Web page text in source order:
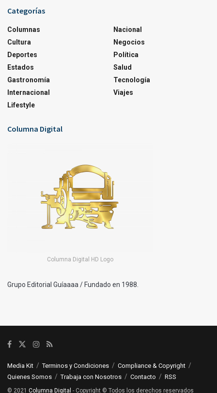
Categorías
Columnas
Cultura
Deportes
Estados
Gastronomía
Internacional
Lifestyle
Nacional
Negocios
Política
Salud
Tecnología
Viajes
Columna Digital
Columna Digital HD Logo
Grupo Editorial Guíaaaa / Fundado en 1988.
Media Kit Terminos y Condiciones
Compliance & Copyright
Quienes Somos
Trabaja con Nosotros Contacto RSS
© 2021 Columna Digital - Copyright © Todos los derechos reservados